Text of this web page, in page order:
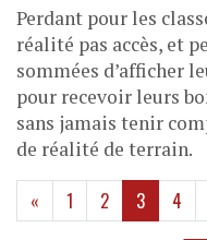
Perdant pour les
réalité pas accès, et
sommées d’afficher
pour recevoir leurs
sans jamais tenir
de réalité de terrain.
« 1 2 3(current)
4